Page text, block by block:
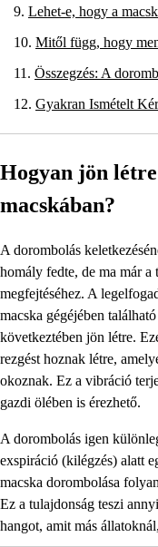
Lehet-e, hogy a
Mitől függ, hogy
Összegzés: A
Gyakran Ismételt
Hogyan jön
macskában?
A dorombolás
homály fedte, de ma már
megfejtéséhez. A
macska gégéjében
következtében jön létre.
rezgést hoznak létre,
okoznak. Ez a vibráció
gazdi ölében is érezhető.
A dorombolás igen
exspiráció (kilégzés) alatt
macska dorombolása
Ez a tulajdonság teszi
hangot, amit más